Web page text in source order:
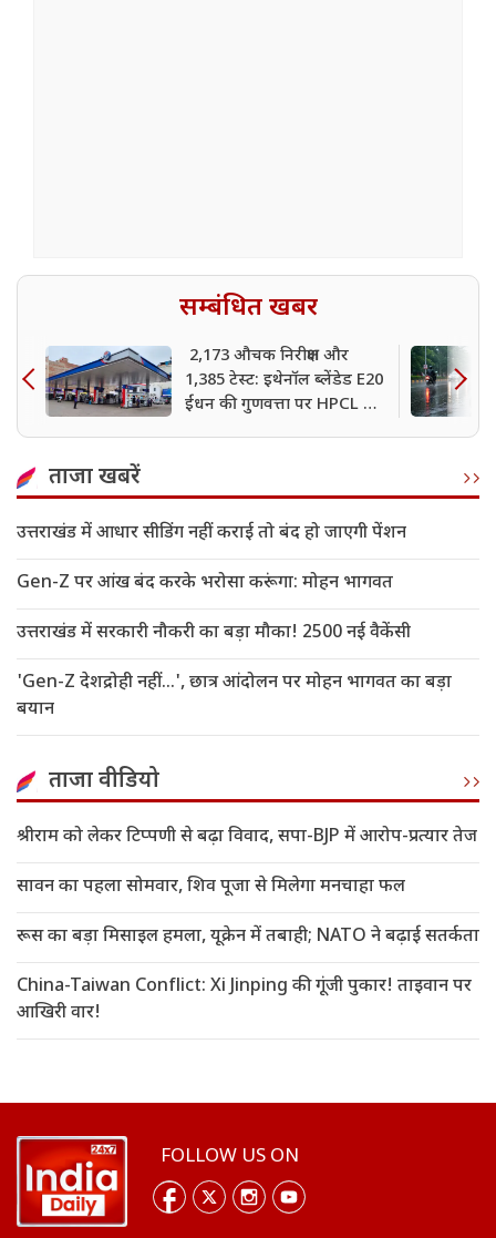
सम्बंधित खबर
2,173 औचक निरीक्षण और
1,385 टेस्ट: इथेनॉल ब्लेंडेड E20
ईंधन की गुणवत्ता पर HPCL का
ताजा खबरें
उत्तराखंड में आधार सीडिंग नहीं कराई तो बंद हो जाएगी पेंशन
Gen-Z पर आंख बंद करके भरोसा करूंगा: मोहन भागवत
उत्तराखंड में सरकारी नौकरी का बड़ा मौका! 2500 नई वैकेंसी
'Gen-Z देशद्रोही नहीं...', छात्र आंदोलन पर मोहन भागवत का बड़ा
बयान
ताजा वीडियो
श्रीराम को लेकर टिप्पणी से बढ़ा विवाद, सपा-BJP में आरोप-प्रत्यार तेज
सावन का पहला सोमवार, शिव पूजा से मिलेगा मनचाहा फल
रूस का बड़ा मिसाइल हमला, यूक्रेन में तबाही; NATO ने बढ़ाई सतर्कता
China-Taiwan Conflict: Xi Jinping की गूंजी पुकार! ताइवान पर
आखिरी वार!
FOLLOW US ON